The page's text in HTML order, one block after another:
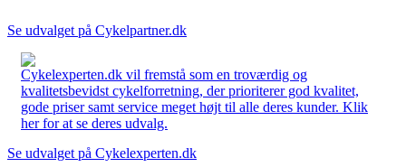
Se udvalget på Cykelpartner.dk
Cykelexperten.dk vil fremstå som en troværdig og
kvalitetsbevidst cykelforretning, der prioriterer god kvalitet,
gode priser samt service meget højt til alle deres kunder. Klik
her for at se deres udvalg.
Se udvalget på Cykelexperten.dk